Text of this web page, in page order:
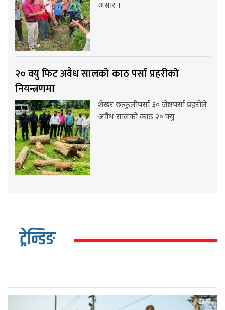
असार ।
२० क्यु फिट अवैध सालको काठ पर्सा प्रहरीको
नियन्त्रणमा
शेखर छत्कुलीपर्सा ३० जेष्ठपर्सा प्रहरीले
अवैध सालको काठ २० क्यु
ट्रेन्डिङ